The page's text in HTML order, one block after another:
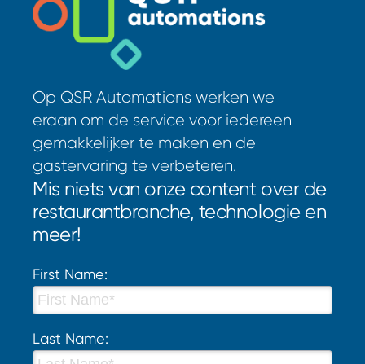
Op QSR Automations werken we
eraan om de service voor iedereen
gemakkelijker te maken en de
gastervaring te verbeteren.
Mis niets van onze content over de
restaurantbranche, technologie en
meer!
First Name:
Last Name: